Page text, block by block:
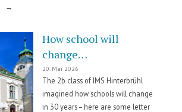
„Fashionflohmarkt
der
How school will
change…
20. Mai 2026
The 2b class of IMS Hinterbrühl
imagined how schools will change
in 30 years – here are some letter